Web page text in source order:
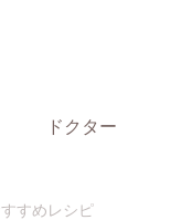
ドクター
すめレシピ